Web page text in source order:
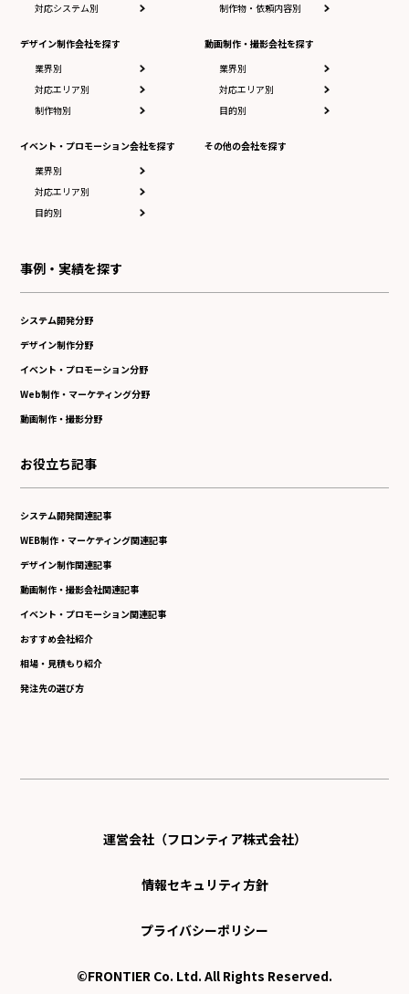
対応システム別
デザイン制作会社を探す
業界別
対応エリア別
制作物別
イベント・プロモーション会社を探す
業界別
対応エリア別
目的別
制作物・依頼内容別
動画制作・撮影会社を探す
業界別
対応エリア別
目的別
その他の会社を探す
事例・実績を探す
システム開発分野
デザイン制作分野
イベント・プロモーション分野
Web制作・マーケティング分野
動画制作・撮影分野
お役立ち記事
システム開発関連記事
WEB制作・マーケティング関連記事
デザイン制作関連記事
動画制作・撮影会社関連記事
イベント・プロモーション関連記事
おすすめ会社紹介
相場・見積もり紹介
発注先の選び方
運営会社（フロンティア株式会社）
情報セキュリティ方針
プライバシーポリシー
©FRONTIER Co. Ltd. All Rights Reserved.